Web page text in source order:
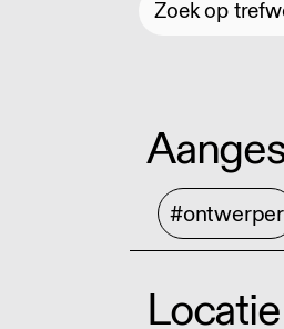
#ontwerper
Locatie